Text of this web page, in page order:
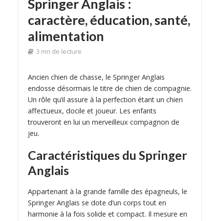
Springer Anglais :
caractère, éducation, santé,
alimentation
3 mn de lecture
Ancien chien de chasse, le Springer Anglais
endosse désormais le titre de chien de compagnie.
Un rôle qu’il assure à la perfection étant un chien
affectueux, docile et joueur. Les enfants
trouveront en lui un merveilleux compagnon de
jeu.
Caractéristiques du Springer
Anglais
Appartenant à la grande famille des épagneuls, le
Springer Anglais se dote d’un corps tout en
harmonie à la fois solide et compact. Il mesure en